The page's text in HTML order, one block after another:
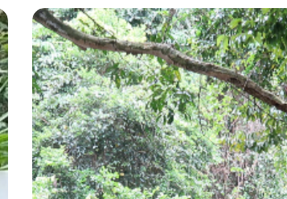
Plan
de
Negocios
Yaripo
Ecoturismo
Yanomami